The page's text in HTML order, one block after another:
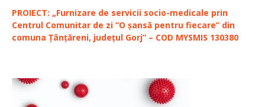
PROIECT: „Furnizare de servicii socio-medicale prin
Centrul Comunitar de zi “O șansă pentru fiecare” din
comuna Țânțăreni, județul Gorj” – COD MYSMIS 130380